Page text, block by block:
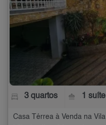
3 quartos 1 suíte